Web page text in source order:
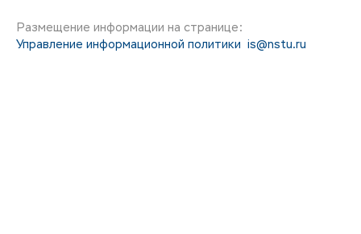
Размещение информации на странице:
Управление информационной политики
is@nstu.ru